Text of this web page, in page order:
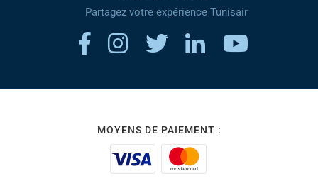
Partagez votre expérience Tunisair
MOYENS DE PAIEMENT :